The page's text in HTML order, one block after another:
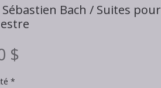
Sébastien Bach / Suites pour
$
*